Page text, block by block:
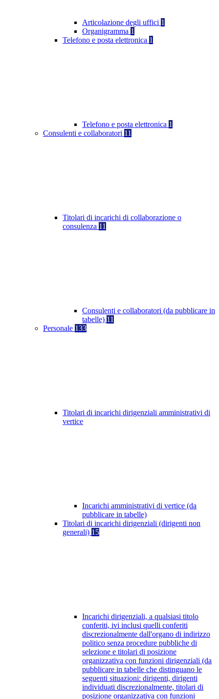
Articolazione degli uffici 1
Organigramma 1
Telefono e posta elettronica 1
Telefono e posta elettronica 1
Consulenti e collaboratori 11
Titolari di incarichi di collaborazione o
consulenza 11
Consulenti e collaboratori (da pubblicare in
tabelle) 11
Personale 133
Titolari di incarichi dirigenziali amministrativi di
vertice
Incarichi amministrativi di vertice (da
pubblicare in tabelle)
Titolari di incarichi dirigenziali (dirigenti non
generali) 15
Incarichi dirigenziali, a qualsiasi titolo
conferiti, ivi inclusi quelli conferiti
discrezionalmente dall'organo di indirizzo
politico senza procedure pubbliche di
selezione e titolari di posizione
organizzativa con funzioni dirigenziali (da
pubblicare in tabelle che distinguano le
seguenti situazioni: dirigenti, dirigenti
individuati discrezionalmente, titolari di
posizione organizzativa con funzioni